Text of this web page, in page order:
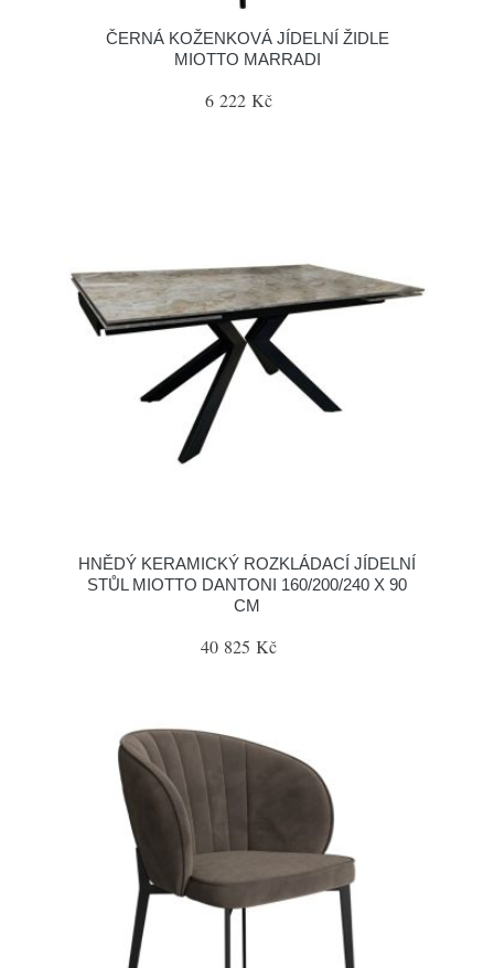
ČERNÁ KOŽENKOVÁ JÍDELNÍ ŽIDLE
MIOTTO MARRADI
6 222 Kč
HNĚDÝ KERAMICKÝ ROZKLÁDACÍ JÍDELNÍ
STŮL MIOTTO DANTONI 160/200/240 X 90
CM
40 825 Kč